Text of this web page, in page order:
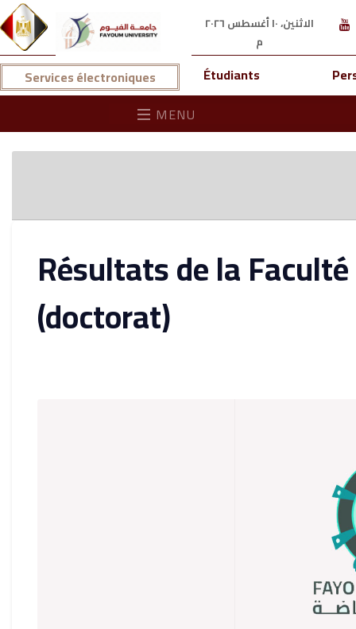
الاثنين، ١٠ أغسطس ٢٠٢٦
م
Services électroniques Étudiants
MENU
Résultats de la
(doctorat)